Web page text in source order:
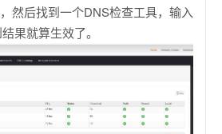
然后找到一个DNS检查工具，输入
果就算生效了。